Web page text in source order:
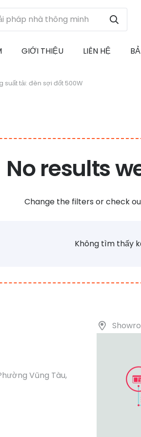
GIỚI THIỆU LIÊN HỆ
suất tải: đèn sợi đốt 500W
No results
Change the filters or check
Không tìm thấy
Vũng Tàu,